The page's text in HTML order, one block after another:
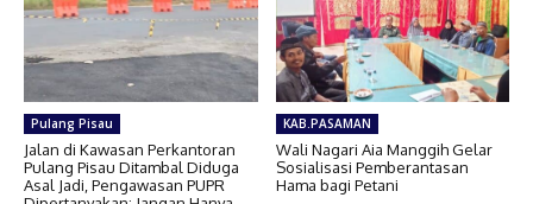
Pulang Pisau
Jalan di Kawasan Perkantoran
Pulang Pisau Ditambal Diduga
Asal Jadi, Pengawasan PUPR
KAB.PASAMAN
Wali Nagari Aia Manggih Gelar
Sosialisasi Pemberantasan
Hama bagi Petani